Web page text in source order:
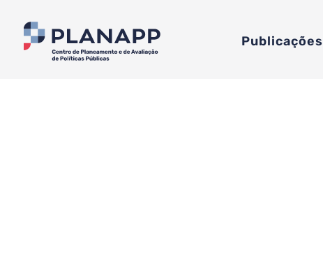
Publicações